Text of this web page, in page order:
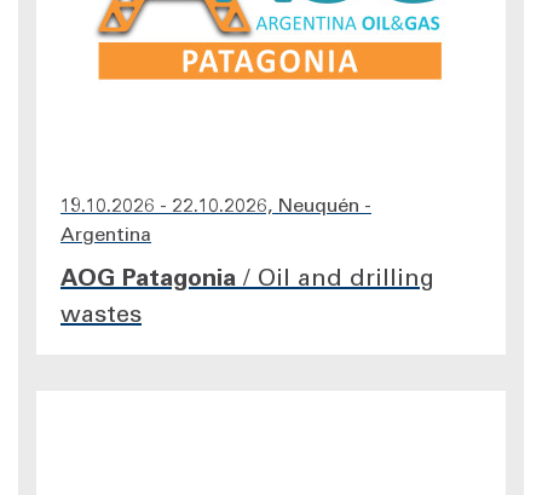
19.10.2026 - 22.10.2026, Neuquén -
Argentina
AOG Patagonia / Oil and drilling
wastes